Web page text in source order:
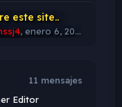
este site..
, enero 6, 2012 a las 22:36
11 mensajes
Editor